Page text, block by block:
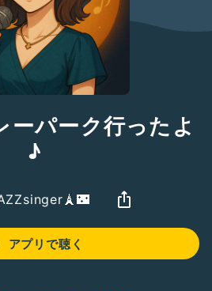
ーパーク行ったよ
♪
アプリで聴く